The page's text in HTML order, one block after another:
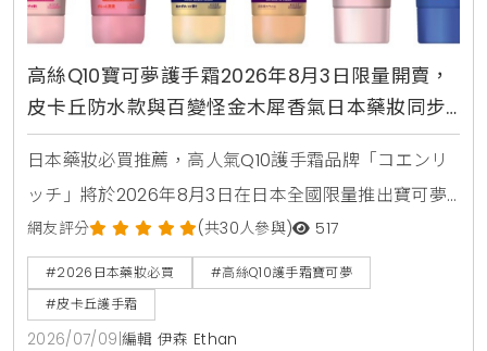
高絲Q10寶可夢護手霜2026年8月3日限量開賣，
皮卡丘防水款與百變怪金木犀香氣日本藥妝同步
登場
日本藥妝必買推薦，高人氣Q10護手霜品牌「コエンリ
ッチ」將於2026年8月3日在日本全國限量推出寶可夢
限定包裝，包含皮卡丘，伊布，百變怪等7款超人氣角
色，全系列8款功能各自針對美白，抗皺，保濕與夜間
修護，是兼具視覺與護膚效果的伴手禮首選
網友評分 (共30人參與) 517
#2026日本藥妝必買
#高絲Q10護手霜寶可夢
#皮卡丘護手霜
2026/07/09 編輯 伊森 Ethan